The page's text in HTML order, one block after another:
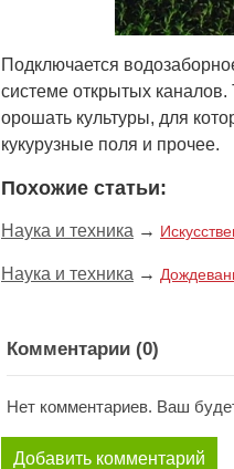
Подключается
системе открытых
орошать культуры, для
кукурузные поля и прочее.
Похожие статьи:
Наука и техника →
Наука и техника →
Комментарии (0)
Нет комментариев. Ваш
Добавить комментарий